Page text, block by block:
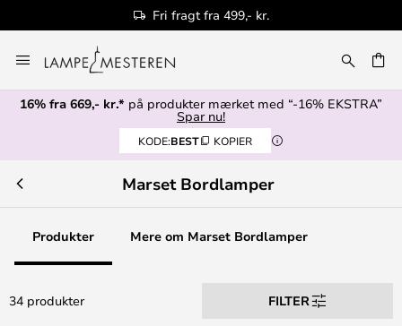
Fri fragt fra 499,- kr.
to
Content
16% fra 669,- kr.* på produkter mærket med “-16% EKSTRA”
Spar nu!
KODE:BEST KOPIER
Marset Bordlamper
Produkter Mere om Marset Bordlamper
34 produkter FILTER